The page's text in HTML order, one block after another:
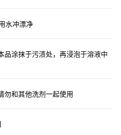
水冲漂净
品涂抹于污渍处，再浸泡于溶液中
勿和其他洗剂一起使用